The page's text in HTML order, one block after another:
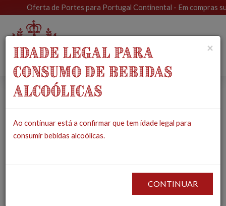
Oferta de Portes para Portugal Continental - Em compras
Top 10 Produtos
Portugueses que
Experimentar
×
IDADE LEGAL PARA
CONSUMO DE BEBIDAS
ALCOÓLICAS
Ao continuar está a confirmar que tem idade legal para
consumir bebidas alcoólicas.
CONTINUAR